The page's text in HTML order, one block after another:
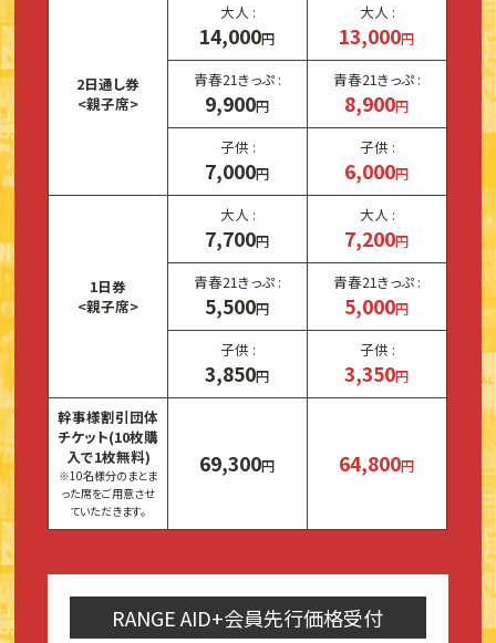
2日通し券
<親子席>
大人 :
14,000円
大人 :
13,000円
青春21きっぷ :
9,900円
青春21きっぷ :
8,900円
子供 :
7,000円
子供 :
6,000円
1日券
<親子席>
大人 :
7,700円
大人 :
7,200円
青春21きっぷ :
5,500円
青春21きっぷ :
5,000円
子供 :
3,850円
子供 :
3,350円
幹事様割引団体
チケット(10枚購
入で1枚無料)
※10名様分のまとま
った席をご用意させ
ていただきます。
69,300円 64,800円
RANGE AID+会員先行価格受付